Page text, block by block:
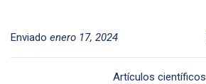
Enviado enero 17, 2024
Artículos científicos